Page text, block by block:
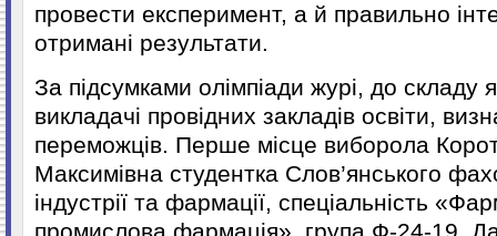
провести експеримент, а й правильно
отримані результати.
За підсумками олімпіади журі, до складу
викладачі провідних закладів освіти,
переможців. Перше місце виборола
Максимівна студентка Слов’янського
індустрії та фармації, спеціальність